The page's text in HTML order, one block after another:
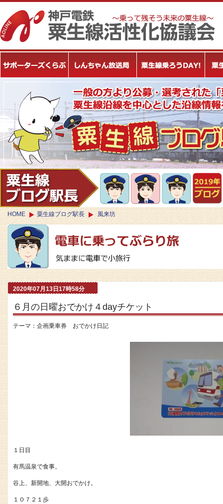
HOME 粟生線ブログ駅長 風来坊
2020年07月13日17時58分
６月の日曜おでかけ４dayチケット
テーマ： 企画乗車券 おでかけ日記
１日目
有馬温泉で食事。
谷上、新開地、大開おでかけ。
１０７２１歩